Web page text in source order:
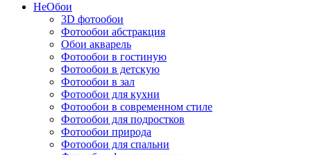
НеОбои
3D фотообои
Фотообои абстракция
Обои акварель
Фотообои в гостиную
Фотообои в детскую
Фотообои в зал
Фотообои для кухни
Фотообои в современном стиле
Фотообои для подростков
Фотообои природа
Фотообои для спальни